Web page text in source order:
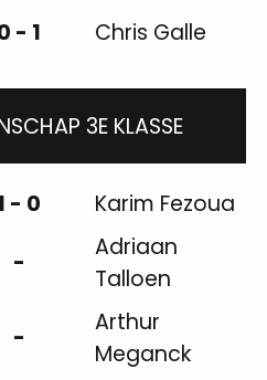
- 1 Chris Galle
3E KLASSE
- 0
Karim Fezoua
-
Adriaan
Talloen
-
Arthur
Meganck